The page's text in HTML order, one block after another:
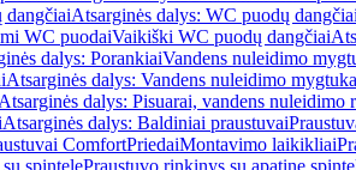
dangčiaiAtsarginės dalys: WC puodų dangčiai
WC puodaiVaikiški WC puodų dangčiai
dalys: PorankiaiVandens nuleidimo
Atsarginės dalys: Vandens nuleidimo
Atsarginės dalys: Pisuarai, vandens nuleidimo
Atsarginės dalys: Baldiniai praustuvai
ComfortPriedaiMontavimo laikikliai
spintelePraustuvo rinkinys su apatine